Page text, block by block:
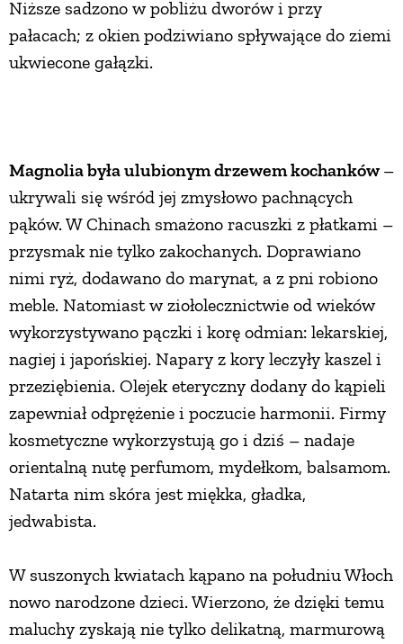
Niższe sadzono w pobliżu dworów i przy
pałacach; z okien podziwiano spływające do ziemi
ukwiecone gałązki.
Magnolia była ulubionym drzewem kochanków –
ukrywali się wśród jej zmysłowo pachnących
pąków. W Chinach smażono racuszki z płatkami –
przysmak nie tylko zakochanych. Doprawiano
nimi ryż, dodawano do marynat, a z pni robiono
meble. Natomiast w ziołolecznictwie od wieków
wykorzystywano pączki i korę odmian: lekarskiej,
nagiej i japońskiej. Napary z kory leczyły kaszel i
przeziębienia. Olejek eteryczny dodany do kąpieli
zapewniał odprężenie i poczucie harmonii. Firmy
kosmetyczne wykorzystują go i dziś – nadaje
orientalną nutę perfumom, mydełkom, balsamom.
Natarta nim skóra jest miękka, gładka,
jedwabista.
W suszonych kwiatach kąpano na południu Włoch
nowo narodzone dzieci. Wierzono, że dzięki temu
maluchy zyskają nie tylko delikatną, marmurową